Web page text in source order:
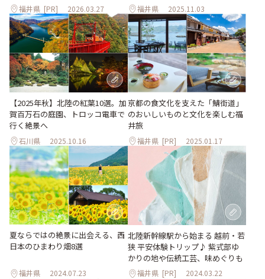
福井県 [PR] 2026.03.27 福井県 2025.11.03
【2025年秋】北陸の紅葉10選。加
賀百万石の庭園、トロッコ電車で
行く絶景へ
石川県 2025.10.16
京都の食文化を支えた「鯖街道」
のおいしいものと文化を楽しむ福
井旅
福井県 [PR] 2025.01.17
夏ならではの絶景に出会える、西
日本のひまわり畑8選
福井県 2024.07.23
北陸新幹線駅から始まる 越前・若
狭 平安体験トリップ♪ 紫式部ゆ
かりの地や伝統工芸、味めぐりも
福井県 [PR] 2024.03.22